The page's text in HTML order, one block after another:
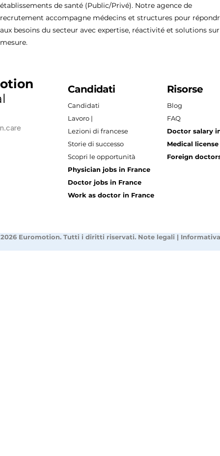
établissements de santé (Public/Privé). Notre agence de
recrutement accompagne médecins et structures pour
aux besoins du secteur avec expertise, réactivité et solutions sur
mesure.
Candidati
Candidati
Lavoro |
Lezioni di francese
Storie di successo
Scopri le opportunità
Physician jobs in France
Doctor jobs in France
Work as doctor in France
Risorse
Blog
FAQ
Doctor salary
Medical
Foreign
Euromotion. Tutti i diritti riservati. Note legali |